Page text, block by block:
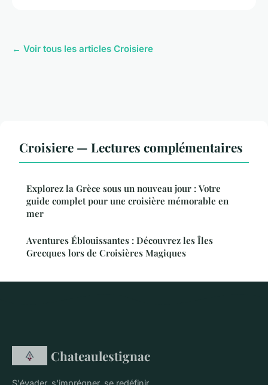
← Voir tous les articles Croisiere
Croisiere — Lectures complémentaires
Explorez la Grèce sous un nouveau jour : Votre
guide complet pour une croisière mémorable en
mer
Aventures Éblouissantes : Découvrez les Îles
Grecques lors de Croisières Magiques
Chateaulestignac
S'évader, s'imprégner, se redéfinir.